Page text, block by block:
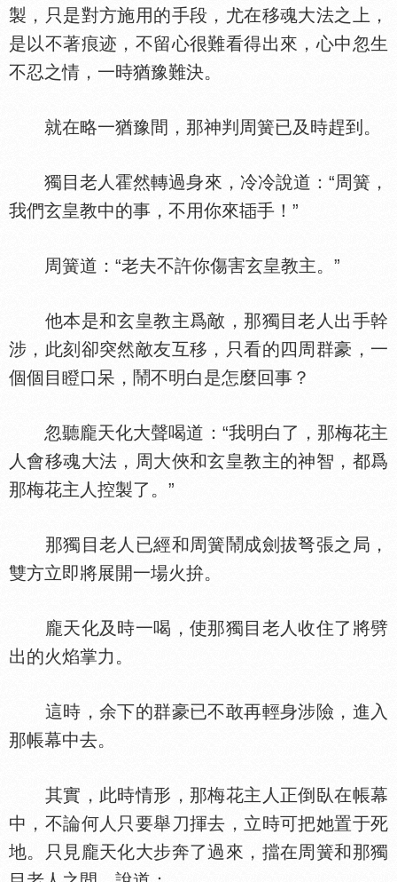
製，只是對方施用的手段，尤在移魂大法之上，
是以不著痕迹，不留心很難看得出來，心中忽生
不忍之情，一時猶豫難決。
就在略一猶豫間，那神判周簧已及時趕到。
獨目老人霍然轉過身來，冷冷說道：“周簧，
我們玄皇教中的事，不用你來
手！”
周簧道：“老夫不許你傷害玄皇教主。”
他本是和玄皇教主爲敵，那獨目老人出手幹
涉，此刻卻突然敵友互移，只看的四周群豪，一
個個目瞪口呆，鬧不明白是怎麼回事？
忽聽龐天化大聲喝道：“我明白了，那梅花主
人會移魂大法，周大俠和玄皇教主的神智，都爲
那梅花主人控製了。”
那獨目老人已經和周簧鬧成劍拔弩張之局，
雙方立即將展開一場火拚。
龐天化及時一喝，使那獨目老人收住了將劈
出的火焰掌力。
這時，余下的群豪已不敢再輕身涉險，進入
那帳幕中去。
其實，此時情形，那梅花主人正倒臥在帳幕
中，不論何人只要舉刀揮去，立時可把她置于死
地。只見龐天化大步奔了過來，擋在周簧和那獨